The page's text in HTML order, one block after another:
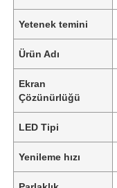
Yetenek temini
Ürün Adı
Ekran
Çözünürlüğü
LED Tipi
Yenileme hızı